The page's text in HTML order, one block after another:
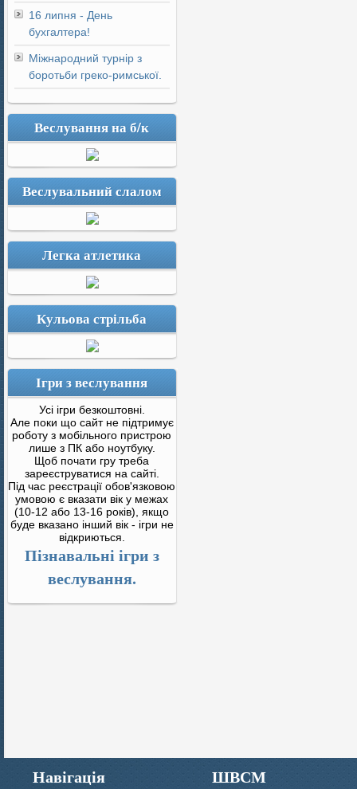
16 липня - День
бухгалтера!
Міжнародний турнір з
боротьби греко-римської.
Веслування на б/к
Веслувальний слалом
Легка атлетика
Кульова стрільба
Ігри з веслування
Усі ігри безкоштовні.
Але поки що сайт не підтримує
роботу з мобільного пристрою
лише з ПК або ноутбуку.
Щоб почати гру треба
зареєструватися на сайті.
Під час реєстрації обов'язковою
умовою є вказати вік у межах
(10-12 або 13-16 років), якщо
буде вказано інший вік - ігри не
відкриються.
Пізнавальні ігри з
веслування.
Навігація ШВСМ